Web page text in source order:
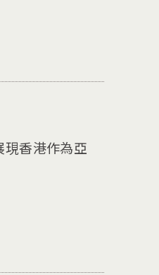
現香港作為亞